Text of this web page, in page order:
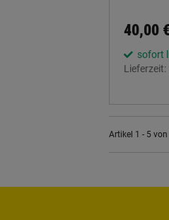
40,00
sofort
Lieferzeit:
Artikel 1 - 5 von